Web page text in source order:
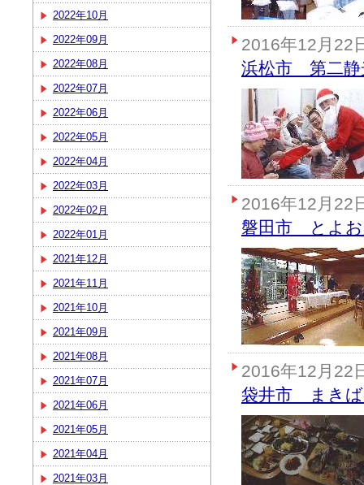
2022年10月
2022年09月
2022年08月
2022年07月
2022年06月
2022年05月
2022年04月
2022年03月
2022年02月
2022年01月
2021年12月
2021年11月
2021年10月
2021年09月
2021年08月
2021年07月
2021年06月
2021年05月
2021年04月
2021年03月
2016年12月22
浜松市 第二静
2016年12月22
磐田市 とよお
2016年12月22
袋井市 まきば